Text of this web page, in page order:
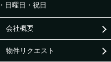
日曜日・祝日
会社概要
物件リクエスト